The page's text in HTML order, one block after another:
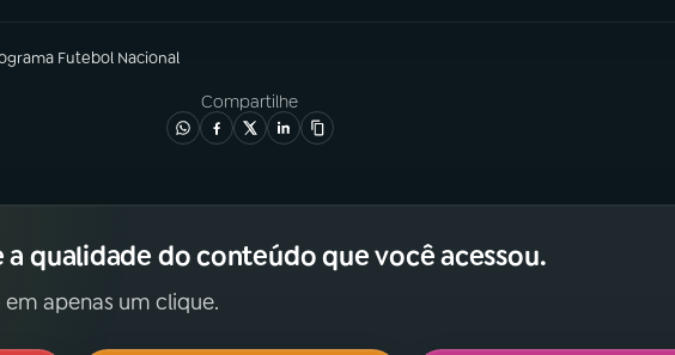
Futebol Nacional
Compartilhe
a qualidade do conteúdo que você acessou.
apenas um clique.